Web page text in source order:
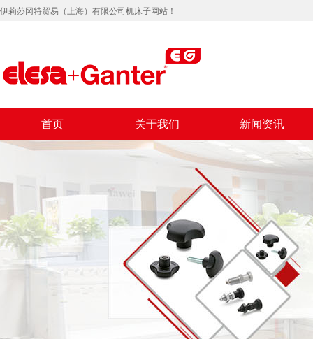
伊莉莎冈特贸易（上海）有限公司机床子网站！
首页 关于我们 新闻资讯